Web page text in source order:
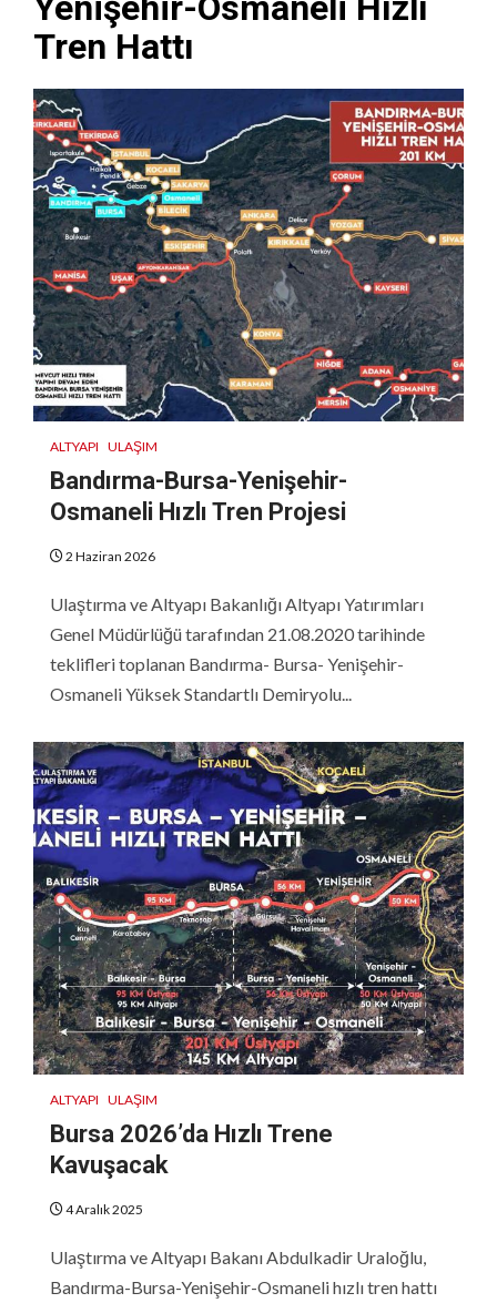
Tren Hattı
ALTYAPI ULAŞIM
Bandırma-Bursa-Yenişehir-
Osmaneli Hızlı Tren Projesi
2 Haziran 2026
Ulaştırma ve Altyapı Bakanlığı Altyapı Yatırımları
Genel Müdürlüğü tarafından 21.08.2020 tarihinde
teklifleri toplanan Bandırma- Bursa- Yenişehir-
Osmaneli Yüksek Standartlı Demiryolu...
ALTYAPI ULAŞIM
Bursa 2026’da Hızlı Trene
Kavuşacak
4 Aralık 2025
Ulaştırma ve Altyapı Bakanı Abdulkadir Uraloğlu,
Bandırma-Bursa-Yenişehir-Osmaneli hızlı tren hattı